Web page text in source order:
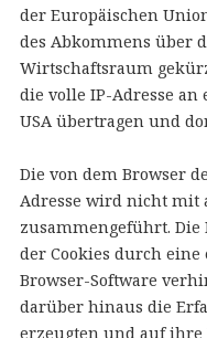
der Europäischen
des Abkommens über
Wirtschaftsraum
die volle IP-Adresse an
USA übertragen und
Die von dem Browser
Adresse wird nicht mit
zusammengeführt.
der Cookies durch
Browser-Software
darüber hinaus die
erzeugten und auf ihre